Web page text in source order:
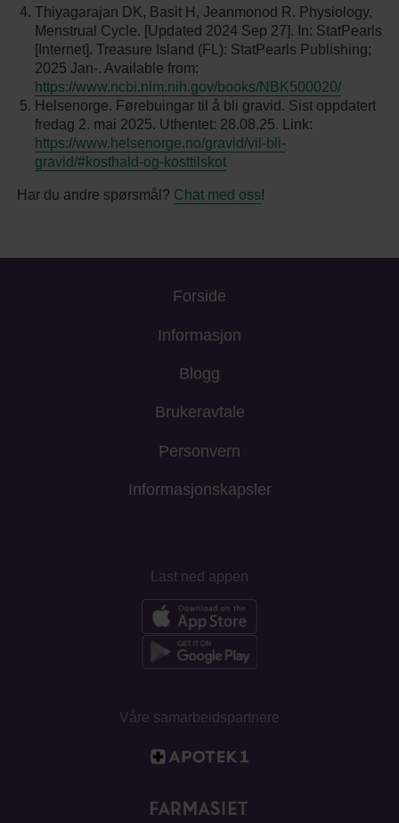
Thiyagarajan DK, Basit H, Jeanmonod R. Physiology,
Menstrual Cycle. [Updated 2024 Sep 27]. In: StatPearls
[Internet]. Treasure Island (FL): StatPearls Publishing;
2025 Jan-. Available from:
https://www.ncbi.nlm.nih.gov/books/NBK500020/
Helsenorge. Førebuingar til å bli gravid. Sist oppdatert
fredag 2. mai 2025. Uthentet: 28.08.25. Link:
https://www.helsenorge.no/gravid/vil-bli-
gravid/#kosthald-og-kosttilskot
Har du andre spørsmål? Chat med oss!
Forside
Informasjon
Blogg
Brukeravtale
Personvern
Informasjonskapsler
Last ned appen
Våre samarbeidspartnere